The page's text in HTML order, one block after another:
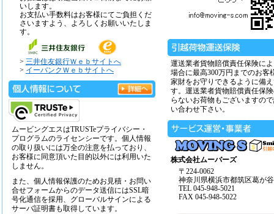
いします。
お支払い手数料はお客様にてご負担くだ
さいますよう、よろしくお願いいたしま
す。
> 三井住友銀行Ｗｅｂサイトへ
> イーバンクＷｅｂサイトへ
ムービングエスはTRUSTeプライバシー・
プログラムのライセンシーです。個人情報
の取り扱いには万全の注意を払っており、
お客様に同意頂いた目的以外には利用いた
しません。
また、個人情報保護のためお見積・お問い
合せフォームからのデータ送信にはSSL暗
号化通信を採用、グローバルサインによる
サーバ証明書も取得しています。
運送業者貨物賠償責任保険に
場合に最高300万円までのお客
家財をお守りできるように備
す。運送業者貨物賠償責任保
らないお荷物もございますの
い合わせ下さい。
株式会社ムーバーズ
〒224-0062
神奈川県横浜市都筑区葛が
TEL 045-948-5021
FAX 045-948-5022